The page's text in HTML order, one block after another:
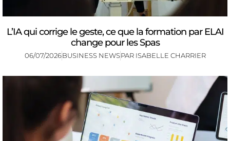
L’IA qui corrige le geste, ce que la formation par ELAI
change pour les Spas
06/07/2026BUSINESS NEWSPAR ISABELLE CHARRIER